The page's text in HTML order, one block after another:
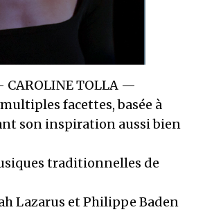
CAROLINE TOLLA —
facettes, basée à
son inspiration aussi bien
traditionnelles de
Lazarus et Philippe Baden